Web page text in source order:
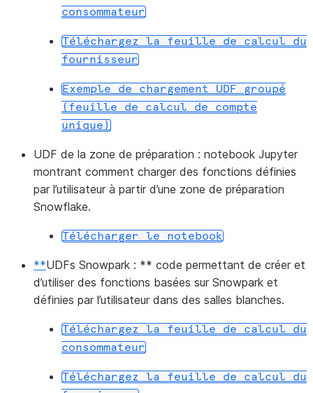
consommateur
Téléchargez la feuille de calcul
du
fournisseur
Exemple de chargement UDF
groupé
(feuille
de calcul de
compte
unique)
UDF de la zone de préparation : notebook Jupyter
montrant comment charger des fonctions définies
par l’utilisateur à partir d’une zone de préparation
Snowflake.
Télécharger le notebook
**UDFs Snowpark : ** code permettant de créer et
d’utiliser des fonctions basées sur Snowpark et
définies par l’utilisateur dans des salles blanches.
Téléchargez la feuille de calcul
du
consommateur
Téléchargez la feuille de calcul
du